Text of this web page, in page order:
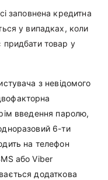
заповнена кредитна
у випадках, коли
товар у
з невідомого
введення паролю,
6-ти
на телефон
або Viber
додаткова